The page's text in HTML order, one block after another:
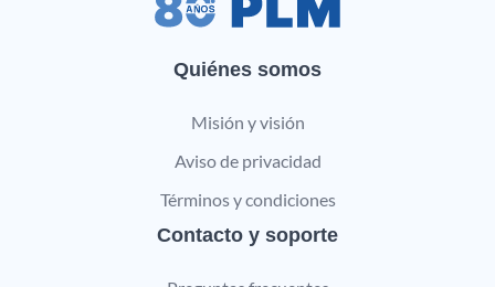
Quiénes somos
Misión y visión
Aviso de privacidad
Términos y condiciones
Contacto y soporte